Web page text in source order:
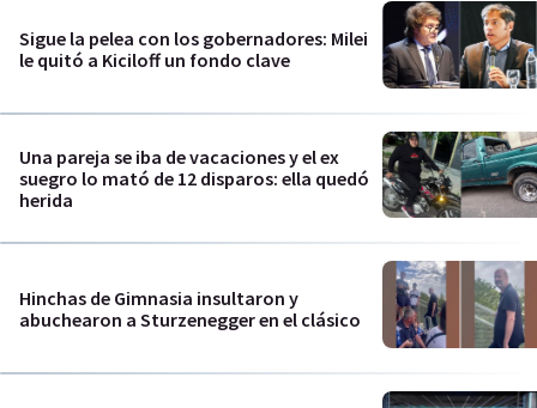
Sigue la pelea con los gobernadores: Milei
le quitó a Kiciloff un fondo clave
Una pareja se iba de vacaciones y el ex
suegro lo mató de 12 disparos: ella quedó
herida
Hinchas de Gimnasia insultaron y
abuchearon a Sturzenegger en el clásico